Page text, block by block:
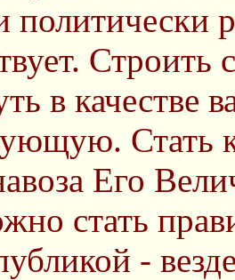
политически
в качестве
Стать
Его
стать
-